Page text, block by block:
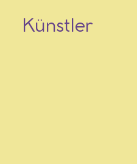
Künstler